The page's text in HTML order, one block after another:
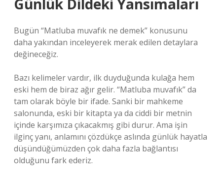
Günlük Dildeki Yansımaları
Bugün “Matluba muvafık ne demek” konusunu
daha yakından inceleyerek merak edilen detaylara
değineceğiz.
Bazı kelimeler vardır, ilk duyduğunda kulağa hem
eski hem de biraz ağır gelir. “Matluba muvafık” da
tam olarak böyle bir ifade. Sanki bir mahkeme
salonunda, eski bir kitapta ya da ciddi bir metnin
içinde karşımıza çıkacakmış gibi durur. Ama işin
ilginç yanı, anlamını çözdükçe aslında günlük hayatla
düşündüğümüzden çok daha fazla bağlantısı
olduğunu fark ederiz.